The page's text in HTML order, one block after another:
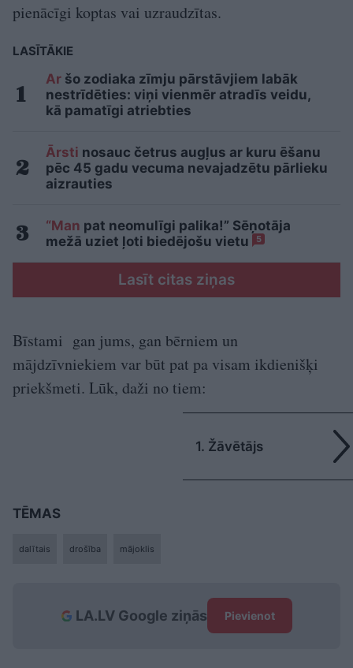
pienācīgi koptas vai uzraudzītas.
LASĪTĀKIE
Ar šo zodiaka zīmju pārstāvjiem labāk
nestrīdēties: viņi vienmēr atradīs veidu,
kā pamatīgi atriebties
Ārsti nosauc četrus augļus ar kuru ēšanu
pēc 45 gadu vecuma nevajadzētu pārlieku
aizrauties
“Man pat neomulīgi palika!” Sēņotāja
mežā uziet ļoti biedējošu vietu
5
Lasīt citas ziņas
Bīstami gan jums, gan bērniem un
mājdzīvniekiem var būt pat pa visam ikdienišķi
priekšmeti. Lūk, daži no tiem:
1. Žāvētājs
TĒMAS
dalītais drošība mājoklis
LA.LV Google ziņās Pievienot